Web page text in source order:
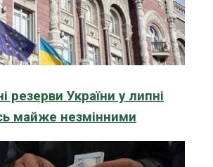
резерви України у липні
майже незмінними